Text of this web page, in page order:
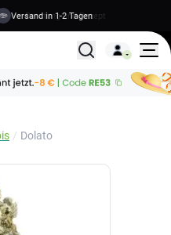
Versand in 1-2 Tagen
Alle
Dolato